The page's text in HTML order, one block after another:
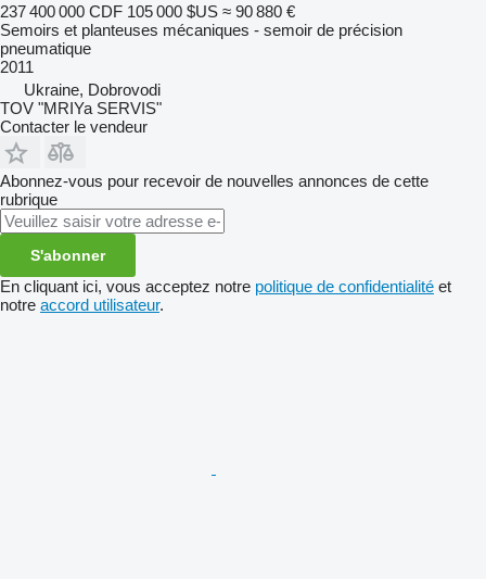
237 400 000 CDF 105 000 $US ≈ 90 880 €
Semoirs et planteuses mécaniques - semoir de précision
pneumatique
2011
Ukraine, Dobrovodi
TOV "MRIYa SERVIS"
Contacter le vendeur
Abonnez-vous pour recevoir de nouvelles annonces de cette
rubrique
S'abonner
En cliquant ici, vous acceptez notre politique de confidentialité et
notre accord utilisateur.